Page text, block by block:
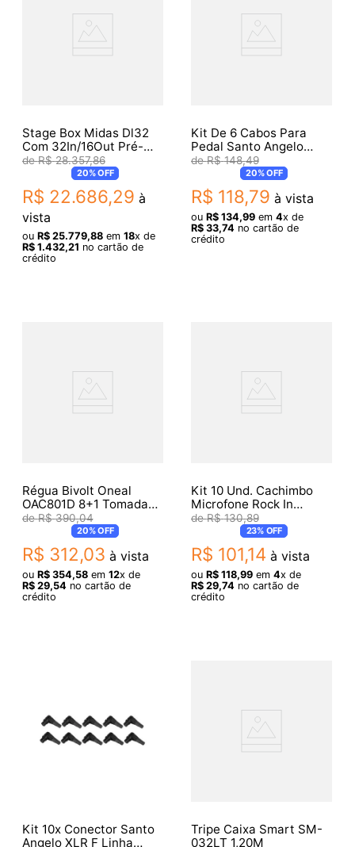
Stage Box Midas Dl32
Com 32In/16Out Pré-
Amp
R$ 28.357,86
20%OFF
R$ 22.686,29 à
vista
ou R$ 25.779,88em 18x de
R$ 1.432,21 no cartão de
crédito
Kit De 6 Cabos Para
Pedal Santo Angelo
0,20Mm P10 Ninja
0,50Ft/0,15M
R$ 148,49
20%OFF
R$ 118,79 à vista
ou R$ 134,99em 4x de
R$ 33,74no cartão de
crédito
Régua Bivolt Oneal
OAC801D 8+1 Tomadas
Display LCD
R$ 390,04
20%OFF
R$ 312,03 à vista
ou R$ 354,58em 12x de
R$ 29,54no cartão de
crédito
Kit 10 Und. Cachimbo
Microfone Rock In
De060
R$ 130,89
23%OFF
R$ 101,14 à vista
ou R$ 118,99em 4x de
R$ 29,74no cartão de
crédito
Kit 10x Conector Santo
Angelo XLR F Linha
Tripe Caixa Smart SM-
032LT 1,20M